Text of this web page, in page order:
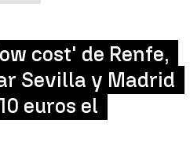
cost' de Renfe,
Sevilla y Madrid
euros el